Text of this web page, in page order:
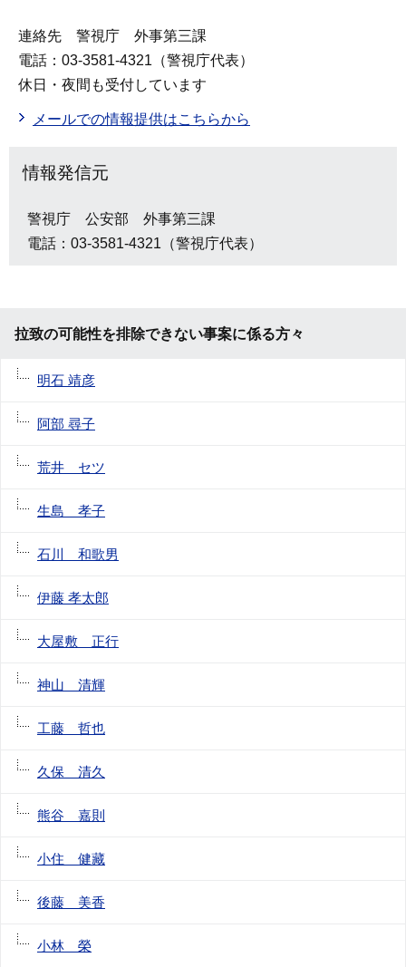
連絡先 警視庁 外事第三課
電話：03-3581-4321（警視庁代表）
休日・夜間も受付しています
メールでの情報提供はこちらから
情報発信元
警視庁 公安部 外事第三課
電話：03-3581-4321（警視庁代表）
拉致の可能性を排除できない事案に係る方々
明石 靖彦
阿部 尋子
荒井 セツ
生島 孝子
石川 和歌男
伊藤 孝太郎
大屋敷 正行
神山 清輝
工藤 哲也
久保 清久
熊谷 嘉則
小住 健藏
後藤 美香
小林 榮